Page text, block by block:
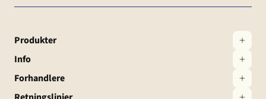
Produkter
Info
Forhandlere